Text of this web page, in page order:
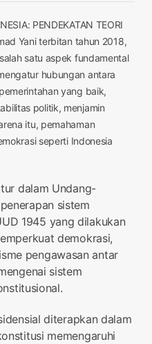
PENDEKATAN TEORI
Yani terbitan tahun 2018,
satu aspek fundamental
hubungan antara
yang baik,
politik, menjamin
itu, pemahaman
seperti Indonesia
dalam Undang-
sistem
1945 yang dilakukan
demokrasi,
pengawasan antar
sistem
diterapkan dalam
memengaruhi